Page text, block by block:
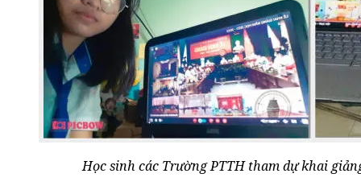
Học sinh các Trường PTTH tham dự khai